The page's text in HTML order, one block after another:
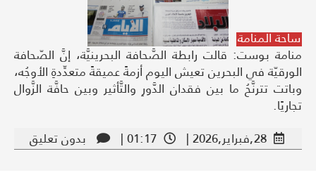
ساحة المنامة
منامة بوست: قالت رابطة الصَّحافة البحرينيَّة، إنَّ الصّحافة
الورقيّة في البحرين تعيش اليوم أزمةً عميقةً متعدِّدةِ الأوجُه،
وباتت تترنَّحُ ما بين فقدان الدَّورِ والتَّأثير وبين حافَّة الزَّوال
تجاريًا.
28,فبراير,2026 |
01:17 | بدون تعليق